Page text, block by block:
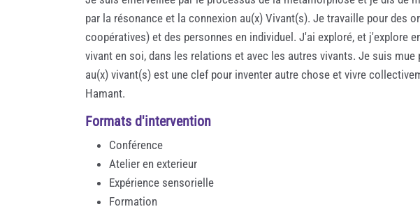
par la résonance et la connexion au(x) Vivant(s). Je travaille pour des
coopératives) et des personnes en individuel. J'ai exploré, et j'explore
vivant en soi, dans les relations et avec les autres vivants. Je suis
au(x) vivant(s) est une clef pour inventer autre chose et vivre
Hamant.
Formats d'intervention
Conférence
Atelier en exterieur
Expérience sensorielle
Formation